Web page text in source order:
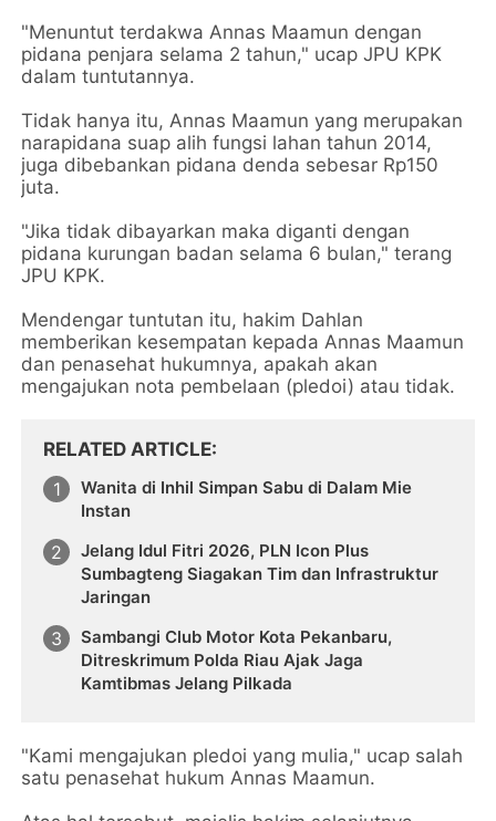
"Menuntut terdakwa Annas Maamun dengan
pidana penjara selama 2 tahun," ucap JPU KPK
dalam tuntutannya.
Tidak hanya itu, Annas Maamun yang merupakan
narapidana suap alih fungsi lahan tahun 2014,
juga dibebankan pidana denda sebesar Rp150
juta.
"Jika tidak dibayarkan maka diganti dengan
pidana kurungan badan selama 6 bulan," terang
JPU KPK.
Mendengar tuntutan itu, hakim Dahlan
memberikan kesempatan kepada Annas Maamun
dan penasehat hukumnya, apakah akan
mengajukan nota pembelaan (pledoi) atau tidak.
RELATED ARTICLE
Wanita di Inhil Simpan Sabu di Dalam Mie
Instan
Jelang Idul Fitri 2026, PLN Icon Plus
Sumbagteng Siagakan Tim dan Infrastruktur
Jaringan
Sambangi Club Motor Kota Pekanbaru,
Ditreskrimum Polda Riau Ajak Jaga
Kamtibmas Jelang Pilkada
"Kami mengajukan pledoi yang mulia," ucap salah
satu penasehat hukum Annas Maamun.